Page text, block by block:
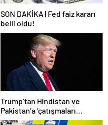
SON DAKİKA | Fed faiz kararı
belli oldu!
Trump’tan Hindistan ve
Pakistan’a ‘çatışmaları
durdurun’ çağrısı